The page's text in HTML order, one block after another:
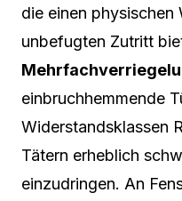
die einen physischen
unbefugten Zutritt
einbruchhemmende
Widerstandsklassen
Tätern erheblich
einzudringen. An